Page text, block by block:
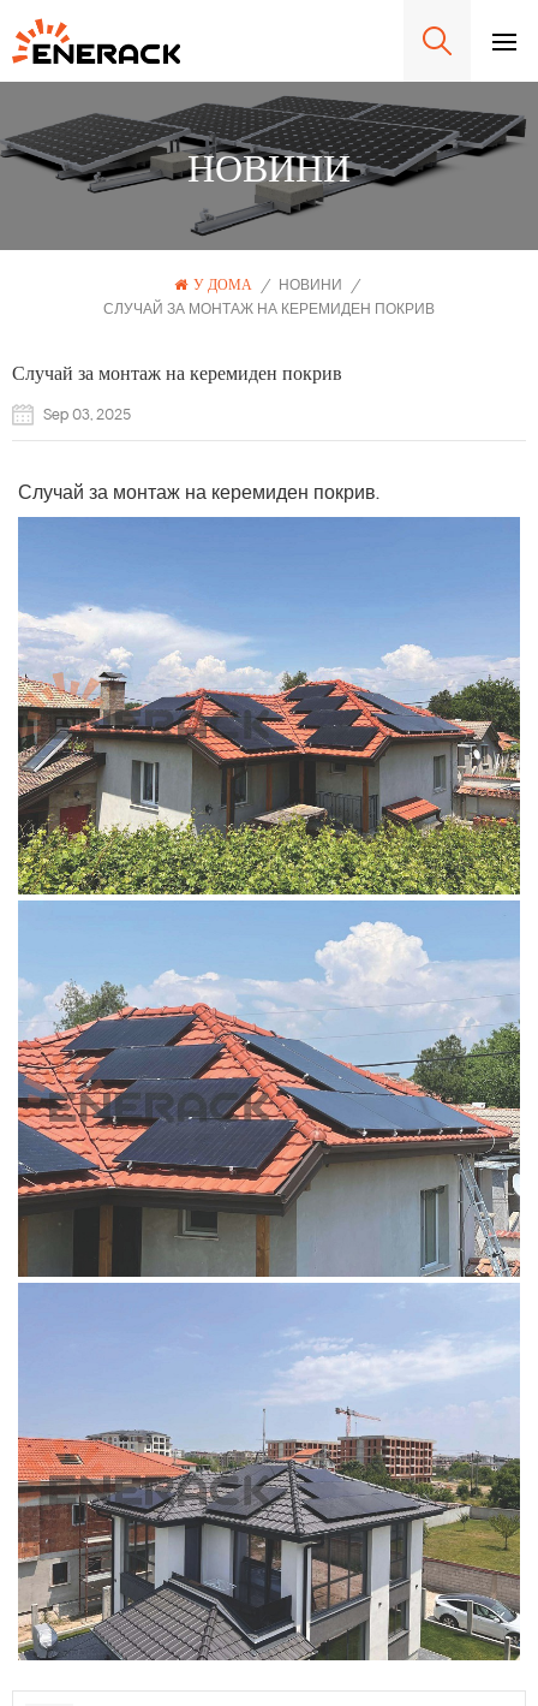
НОВИНИ
У ДОМА / НОВИНИ
/
СЛУЧАЙ ЗА МОНТАЖ НА КЕРЕМИДЕН ПОКРИВ
Случай за монтаж на керемиден покрив
Sep 03, 2025
Случай за монтаж на керемиден покрив.